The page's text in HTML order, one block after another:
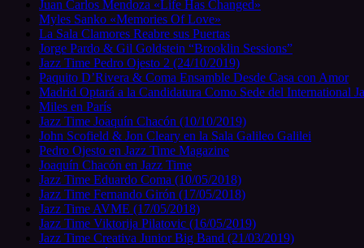
Juan Carlos Mendoza «Life Has Changed»
Myles Sanko «Memories Of Love»
La Sala Clamores Reabre sus Puertas
Jorge Pardo & Gil Goldstein “Brooklin Sessions”
Jazz Time Pedro Ojesto 2 (24/10/2019)
Paquito D’Rivera & Coma Ensamble Desde Casa con Amor
Madrid Optará a la Candidatura Como Sede del International
Miles en París
Jazz Time Joaquín Chacón (10/10/2019)
John Scofield & Jon Cleary en la Sala Galileo Galilei
Pedro Ojesto en Jazz Time Magazine
Joaquín Chacón en Jazz Time
Jazz Time Eduardo Coma (10/05/2018)
Jazz Time Fernando Girón (17/05/2018)
Jazz Time AVME (17/05/2018)
Jazz Time Viktorija Pilatovic (16/05/2019)
Jazz Time Creativa Junior Big Band (21/03/2019)